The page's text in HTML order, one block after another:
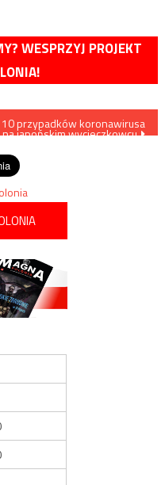
WESPRZYJ PROJEKT
10 przypadków koronawirusa
na japońskim wycieczkowcu